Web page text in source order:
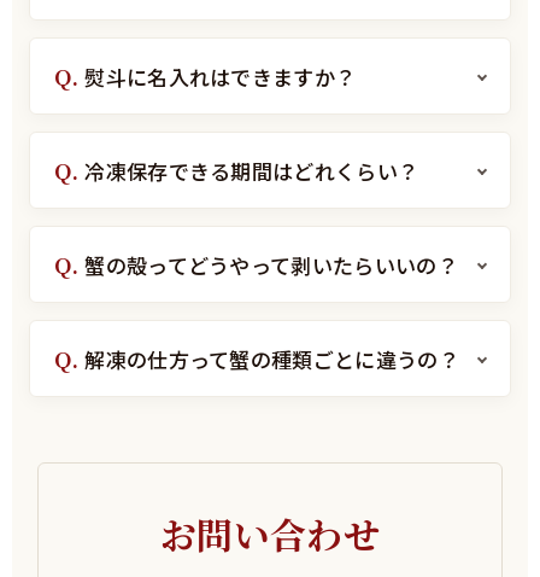
熨斗に名入れはできますか？
冷凍保存できる期間はどれくらい？
蟹の殻ってどうやって剥いたらいいの？
解凍の仕方って蟹の種類ごとに違うの？
お問い合わせ